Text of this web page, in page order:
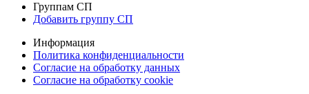
Группам СП
Добавить группу СП
Информация
Политика конфиденциальности
Согласие на обработку данных
Согласие на обработку cookie